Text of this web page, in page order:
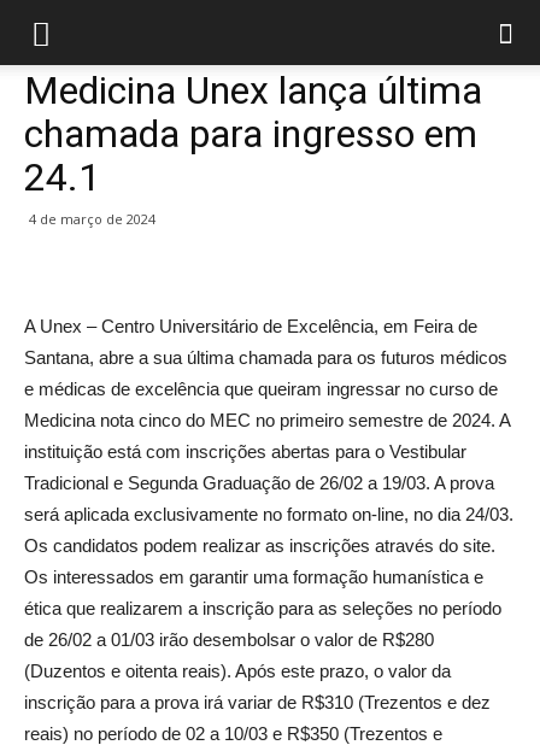
Medicina Unex lança última
chamada para ingresso em
24.1
4 de março de 2024
A Unex – Centro Universitário de Excelência, em Feira de
Santana, abre a sua última chamada para os futuros médicos
e médicas de excelência que queiram ingressar no curso de
Medicina nota cinco do MEC no primeiro semestre de 2024. A
instituição está com inscrições abertas para o Vestibular
Tradicional e Segunda Graduação de 26/02 a 19/03. A prova
será aplicada exclusivamente no formato on-line, no dia 24/03.
Os candidatos podem realizar as inscrições através do site.
Os interessados em garantir uma formação humanística e
ética que realizarem a inscrição para as seleções no período
de 26/02 a 01/03 irão desembolsar o valor de R$280
(Duzentos e oitenta reais). Após este prazo, o valor da
inscrição para a prova irá variar de R$310 (Trezentos e dez
reais) no período de 02 a 10/03 e R$350 (Trezentos e